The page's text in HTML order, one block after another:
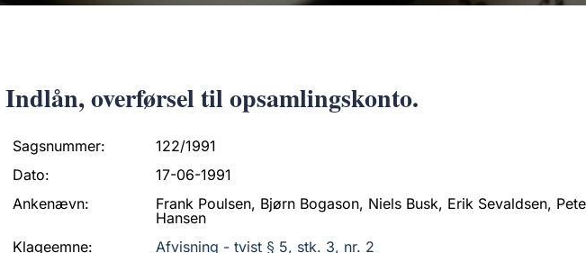
Indlån, overførsel til opsamlingskonto.
Sagsnummer:
122/1991
Dato:
17-06-1991
Ankenævn:
Frank Poulsen, Bjørn Bogason, Niels Busk, Erik Sevaldsen,
Hansen
Klageemne:
Afvisning - tvist § 5, stk. 3, nr. 2